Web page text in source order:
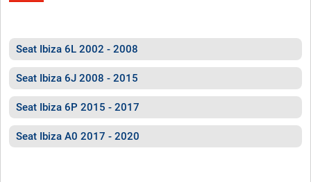
Seat Ibiza 6L 2002 - 2008
Seat Ibiza 6J 2008 - 2015
Seat Ibiza 6P 2015 - 2017
Seat Ibiza A0 2017 - 2020